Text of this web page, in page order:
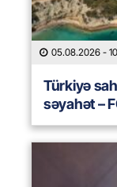
05.08.2026 -
Türkiyə
səyahət –